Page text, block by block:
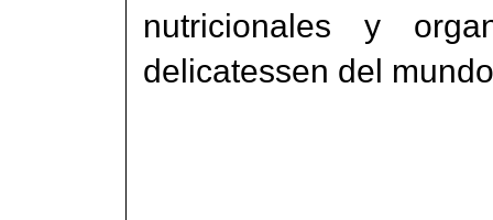
nutricionales y
delicatessen del